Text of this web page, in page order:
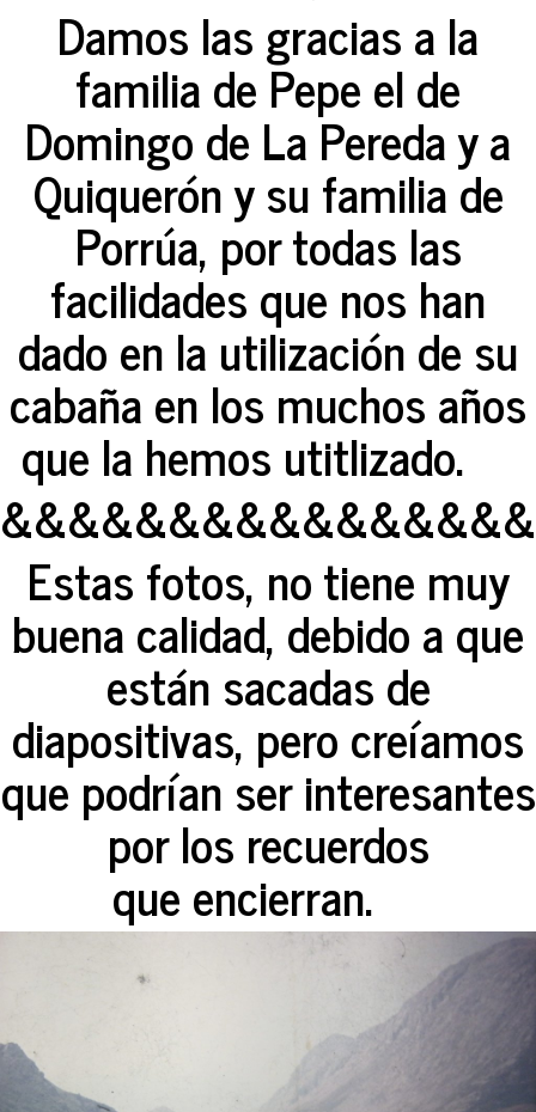
Damos las gracias a la
familia de Pepe el de
Domingo de La Pereda y a
Quiquerón y su familia de
Porrúa, por todas las
facilidades que nos han
dado en la utilización de su
cabaña en los muchos años
que la hemos utitlizado.
Estas fotos, no tiene muy
buena calidad, debido a que
están sacadas de
diapositivas, pero creíamos
que podrían ser interesantes
por los recuerdos
que encierran.